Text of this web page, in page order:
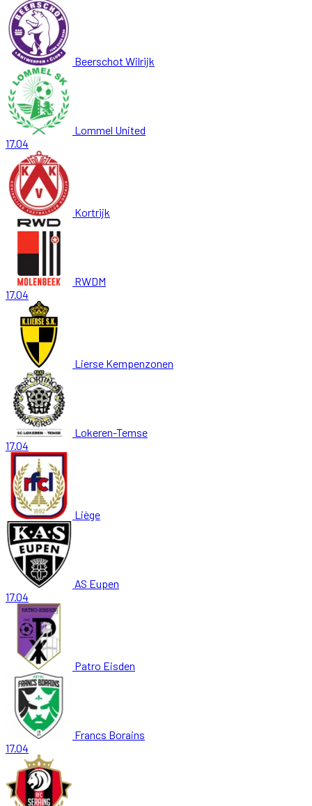
Beerschot Wilrijk
Lommel United
17.04
Kortrijk
RWDM
17.04
Lierse Kempenzonen
Lokeren-Temse
17.04
Liège
AS Eupen
17.04
Patro Eisden
Francs Borains
17.04